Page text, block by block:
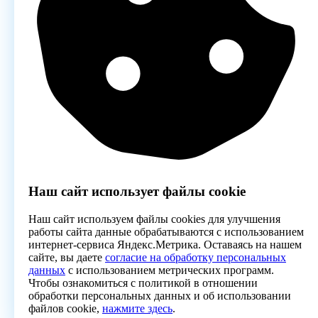
Наш сайт использует файлы cookie
Наш сайт используем файлы cookies для улучшения
работы сайта данные обрабатываются с использованием
интернет-сервиса Яндекс.Метрика. Оставаясь на нашем
сайте, вы даете согласие на обработку персональных
данных с использованием метрических программ.
Чтобы ознакомиться с политикой в отношении
обработки персональных данных и об использовании
файлов cookie, нажмите здесь.